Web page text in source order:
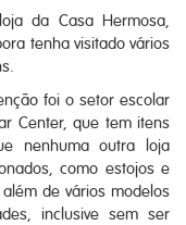
da Casa Hermosa,
tenha visitado vários
foi o setor escolar
Center, que tem itens
nenhuma outra loja
como estojos e
de vários modelos
inclusive sem ser